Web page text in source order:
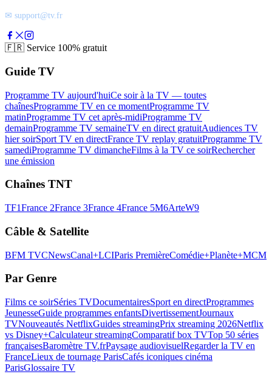
✉ support@tv.fr
🇫🇷 Service 100% gratuit
Guide TV
Programme TV aujourd'huiCe soir à la TV — toutes
chaînesProgramme TV en ce momentProgramme TV
matinProgramme TV cet après-midiProgramme TV
demainProgramme TV semaineTV en direct gratuitAudiences TV
hier soirSport TV en directFrance TV replay gratuitProgramme TV
samediProgramme TV dimancheFilms à la TV ce soirRechercher
une émission
Chaînes TNT
TF1France 2France 3France 4France 5M6ArteW9
Câble & Satellite
BFM TVCNewsCanal+LCIParis PremièreComédie+Planète+MCM
Par Genre
Films ce soirSéries TVDocumentairesSport en directProgrammes
JeunesseGuide programmes enfantsDivertissementJournaux
TVNouveautés NetflixGuides streamingPrix streaming 2026Netflix
vs Disney+Calculateur streamingComparatif box TVTop 50 séries
françaisesBaromètre TV.frPaysage audiovisuelRegarder la TV en
FranceLieux de tournage ParisCafés iconiques cinéma
ParisGlossaire TV